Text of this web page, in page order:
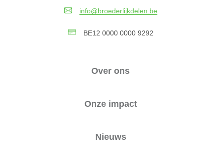
info@broederlijkdelen.be
BE12 0000 0000 9292
Over ons
Onze impact
Nieuws